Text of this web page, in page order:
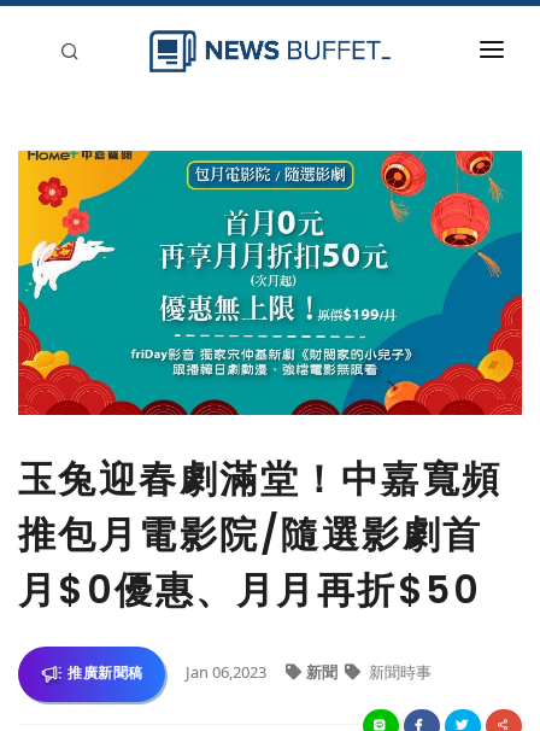
新聞稿分類
登入
刊登
玉兔迎春劇滿堂！中嘉寬頻
推包月電影院/隨選影劇首
月$0優惠、月月再折$50
推廣新聞稿 Jan 06,2023 新聞 新聞時事